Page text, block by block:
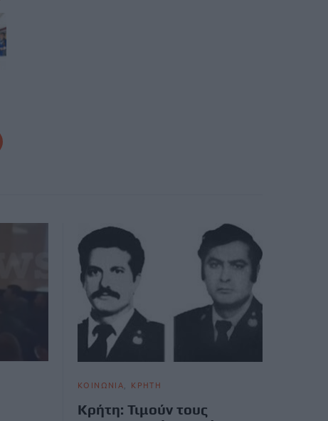
ΚΟΙΝΩΝΙΑ ΚΡΗΤΗ
Κρήτη: Τιμούν τους